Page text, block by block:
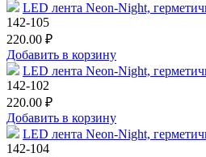
LED лента Neon-Night,
142-105
220.00 ₽
Добавить в корзину
LED лента Neon-Night,
142-102
220.00 ₽
Добавить в корзину
LED лента Neon-Night,
142-104